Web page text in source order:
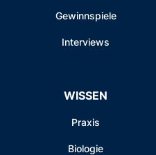
Gewinnspiele
Interviews
WISSEN
Praxis
Biologie